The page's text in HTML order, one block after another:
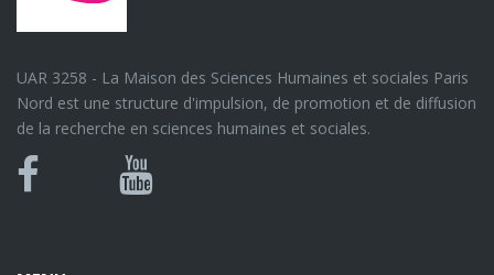
UAR 3258 - La Maison des Sciences Humaines et sociales Paris
Nord est une structure d'impulsion, de promotion et de diffusion
de la recherche en sciences humaines et sociales.
Bluesky
Canal